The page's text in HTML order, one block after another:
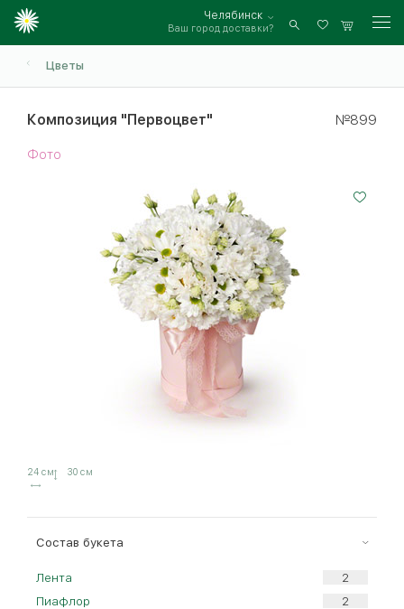
Челябинск
Ваш город доставки? Войти
Цветы
Композиция "Первоцвет" №899
Фото
24 см 30 см
Cостав букета
Лента
Пиафлор